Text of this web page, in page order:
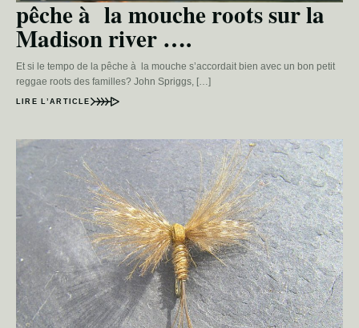
pêche à la mouche roots sur la
Madison river ….
Et si le tempo de la pêche à la mouche s’accordait bien avec un bon petit
reggae roots des familles? John Spriggs, […]
LIRE L’ARTICLE